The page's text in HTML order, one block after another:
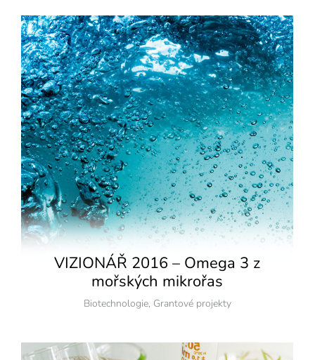
VIZIONÁŘ 2016 – Omega 3 z
mořských mikrořas
Biotechnologie, Grantové projekty